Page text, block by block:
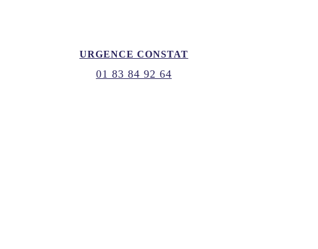
URGENCE CONSTAT
01 83 84 92 64